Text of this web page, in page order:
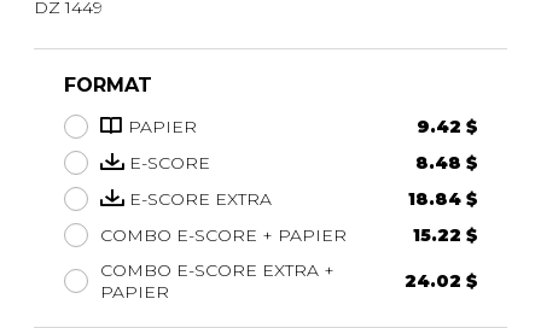
DZ 1449
FORMAT
PAPIER
9.42 $
E-SCORE
8.48 $
E-SCORE EXTRA
18.84 $
COMBO E-SCORE + PAPIER
15.22 $
COMBO E-SCORE EXTRA +
PAPIER
24.02 $